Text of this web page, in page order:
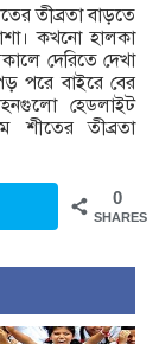
তীব্রতা বাড়তে
কখনো হালকা
দেরিতে দেখা
পরে বাইরে বের
হেডলাইট
শীতের তীব্রতা
0
SHARES